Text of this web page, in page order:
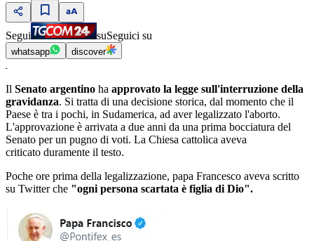
Segui suSeguici su
whatsapp discover
Il Senato argentino ha approvato la legge sull'interruzione della
gravidanza. Si tratta di una decisione storica, dal momento che il
Paese è tra i pochi, in Sudamerica, ad aver legalizzato l'aborto.
L'approvazione è arrivata a due anni da una prima bocciatura del
Senato per un pugno di voti. La Chiesa cattolica aveva
criticato duramente il testo.
Poche ore prima della legalizzazione, papa Francesco aveva scritto
su Twitter che "ogni persona scartata è figlia di Dio".